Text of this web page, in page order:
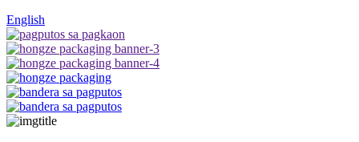
English